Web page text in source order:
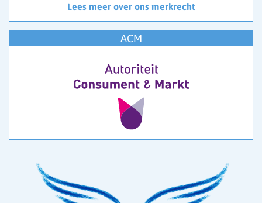
Lees meer over ons merkrecht
ACM